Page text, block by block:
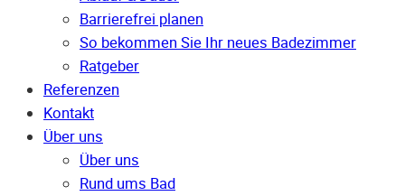
Barrierefrei planen
So bekommen Sie Ihr neues Badezimmer
Ratgeber
Referenzen
Kontakt
Über uns
Über uns
Rund ums Bad